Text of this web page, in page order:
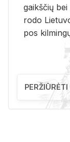
gaikš­čių
ro­do
pos
PERŽIŪRĖTI